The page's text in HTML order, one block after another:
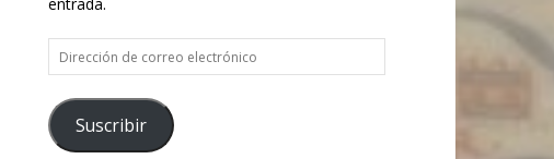
Dirección
de
correo
electrónico
Suscribir